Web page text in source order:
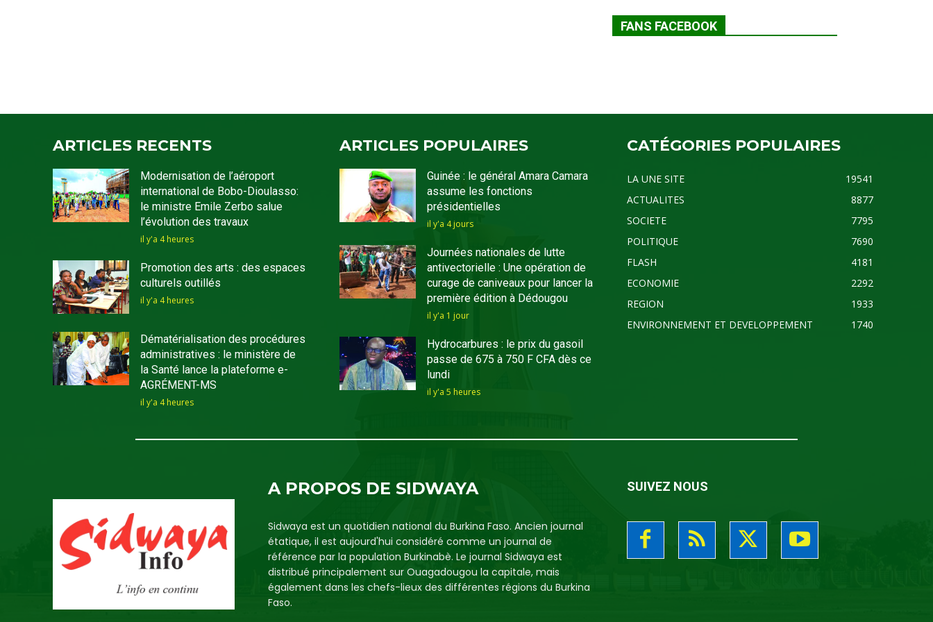
FANS FACEBOOK
ARTICLES RECENTS
Modernisation de l’aéroport
international de Bobo-Dioulasso:
le ministre Emile Zerbo salue
l’évolution des travaux
il y'a 4 heures
Promotion des arts : des espaces
culturels outillés
il y'a 4 heures
Dématérialisation des procédures
administratives : le ministère de
la Santé lance la plateforme e-
AGRÉMENT-MS
il y'a 4 heures
ARTICLES POPULAIRES
Guinée : le général Amara Camara
assume les fonctions
présidentielles
il y'a 4 jours
Journées nationales de lutte
antivectorielle : Une opération de
curage de caniveaux pour lancer la
première édition à Dédougou
il y'a 1 jour
Hydrocarbures : le prix du gasoil
passe de 675 à 750 F CFA dès ce
lundi
il y'a 5 heures
CATÉGORIES POPULAIRES
LA UNE SITE
19541
ACTUALITES
8877
SOCIETE
7795
POLITIQUE
7690
FLASH
4181
ECONOMIE
2292
REGION
1933
ENVIRONNEMENT ET DEVELOPPEMENT
1740
A PROPOS DE SIDWAYA
Sidwaya est un quotidien national du Burkina Faso. Ancien journal
étatique, il est aujourd'hui considéré comme un journal de
référence par la population Burkinabè. Le journal Sidwaya est
distribué principalement sur Ouagadougou la capitale, mais
également dans les chefs-lieux des différentes régions du Burkina
Faso.
SUIVEZ NOUS